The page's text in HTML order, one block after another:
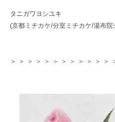
タニガワヨシユキ
(京都ミチカケ/分室ミチカケ/湯布
＞ ＞ ＞ ＞ ＞ ＞ ＞ ＞ ＞ ＞ ＞ ＞